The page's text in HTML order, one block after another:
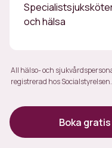
och hälsa
All hälso- och
registrerad hos Socialstyrelsen.
Boka